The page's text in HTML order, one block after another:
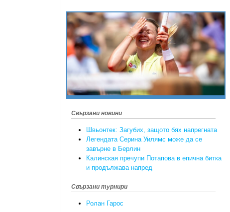
Свързани новини
Швьонтек: Загубих, защото бях напрегната
Легендата Серина Уилямс може да се
завърне в Берлин
Калинская пречупи Потапова в епична битка
и продължава напред
Свързани турнири
Ролан Гарос